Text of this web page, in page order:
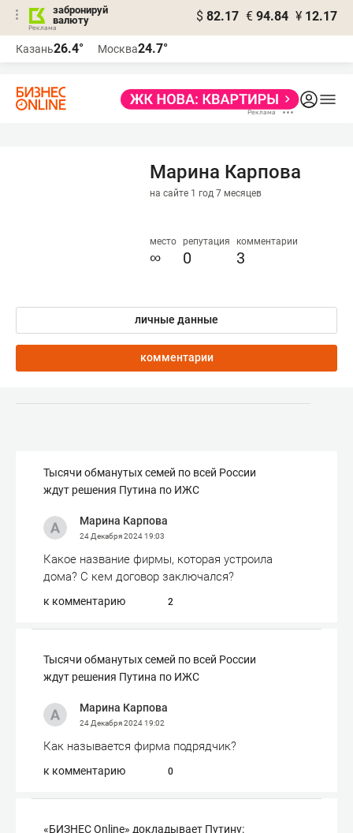
забронируй
валюту
$ 82.17 € 94.84 ¥ 12.17
Казань26.4° Москва24.7°
Марина Карпова
на сайте 1 год 7 месяцев
место
∞
репутация
0
комментарии
3
личные данные
комментарии
Тысячи обманутых семей по всей России
ждут решения Путина по ИЖС
Марина Карпова
24 Декабря 202419:03
Какое название фирмы, которая устроила
дома? С кем договор заключался?
к комментарию 2
Тысячи обманутых семей по всей России
ждут решения Путина по ИЖС
Марина Карпова
24 Декабря 202419:02
Как называется фирма подрядчик?
к комментарию 0
«БИЗНЕС Online» докладывает Путину: